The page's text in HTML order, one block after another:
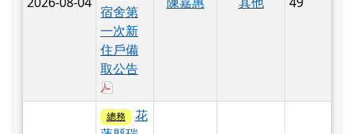
總務
花
蓮縣瑞
穗鄉瑞
美國民
小學附
設幼兒